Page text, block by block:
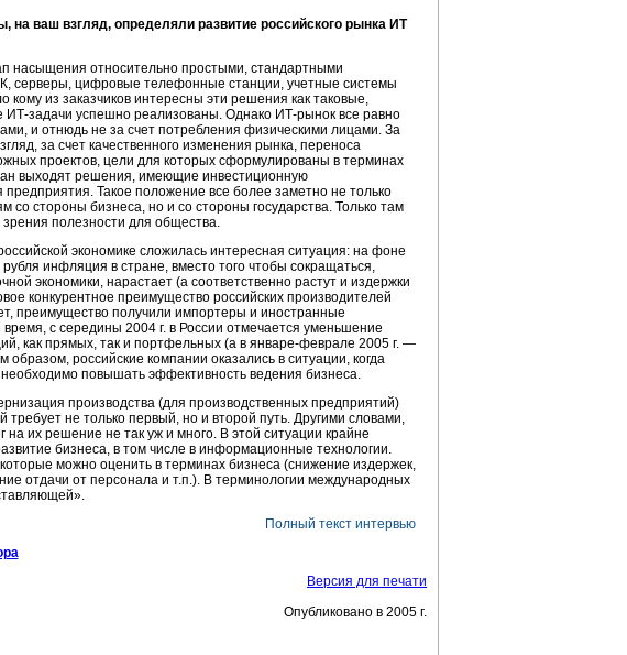
на ваш взгляд, определяли развитие российского рынка ИТ
насыщения относительно простыми, стандартными
серверы, цифровые телефонные станции, учетные системы
кому из заказчиков интересны эти решения как таковые,
ИТ-задачи успешно реализованы. Однако ИТ-рынок все равно
и отнюдь не за счет потребления физическими лицами. За
за счет качественного изменения рынка, переноса
проектов, цели для которых сформулированы в терминах
выходят решения, имеющие инвестиционную
предприятия. Такое положение все более заметно не только
со стороны бизнеса, но и со стороны государства. Только там
зрения полезности для общества.
экономике сложилась интересная ситуация: на фоне
инфляция в стране, вместо того чтобы сокращаться,
экономики, нарастает (а соответственно растут и издержки
конкурентное преимущество российских производителей
преимущество получили импортеры и иностранные
с середины 2004 г. в России отмечается уменьшение
как прямых, так и портфельных (а в январе-феврале 2005 г. —
образом, российские компании оказались в ситуации, когда
повышать эффективность ведения бизнеса.
производства (для производственных предприятий)
не только первый, но и второй путь. Другими словами,
их решение не так уж и много. В этой ситуации крайне
бизнеса, в том числе в информационные технологии.
можно оценить в терминах бизнеса (снижение издержек,
отдачи от персонала и т.п.). В терминологии международных
Полный текст интервью
Версия для печати
Опубликовано в 2005 г.